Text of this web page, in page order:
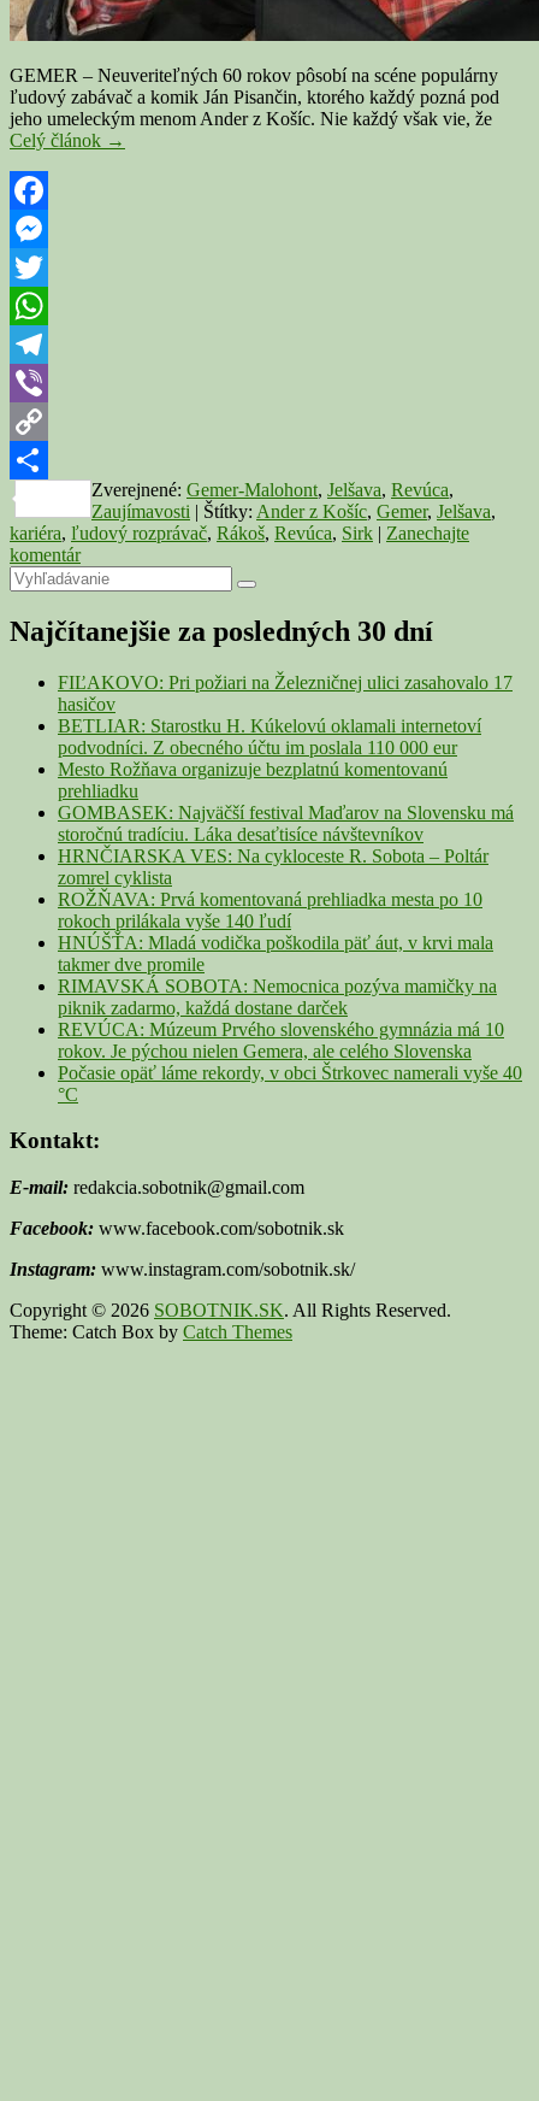
GEMER – Neuveriteľných 60 rokov pôsobí na scéne populárny
ľudový zabávač a komik Ján Pisančin, ktorého každý pozná pod
jeho umeleckým menom Ander z Košíc. Nie každý však vie, že
Celý článok Ander
→
Facebook
Messenger
Twitter
WhatsApp
Telegram
Viber
Copy
Link
Share
Zverejnené: Gemer-Malohont, Jelšava, Revúca,
Zaujímavosti | Štítky: Ander z Košíc, Gemer, Jelšava,
kariéra, ľudový rozprávač, Rákoš, Revúca, Sirk | Zanechajte
komentár
Primary
Sidebar
Widget
Area
Search
for:
Search
Najčítanejšie za posledných 30 dní
FIĽAKOVO: Pri požiari na Železničnej ulici zasahovalo 17
hasičov
BETLIAR: Starostku H. Kúkelovú oklamali internetoví
podvodníci. Z obecného účtu im poslala 110 000 eur
Mesto Rožňava organizuje bezplatnú komentovanú
prehliadku
GOMBASEK: Najväčší festival Maďarov na Slovensku má
storočnú tradíciu. Láka desaťtisíce návštevníkov
HRNČIARSKA VES: Na cykloceste R. Sobota – Poltár
zomrel cyklista
ROŽŇAVA: Prvá komentovaná prehliadka mesta po 10
rokoch prilákala vyše 140 ľudí
HNÚŠŤA: Mladá vodička poškodila päť áut, v krvi mala
takmer dve promile
RIMAVSKÁ SOBOTA: Nemocnica pozýva mamičky na
piknik zadarmo, každá dostane darček
REVÚCA: Múzeum Prvého slovenského gymnázia má 10
rokov. Je pýchou nielen Gemera, ale celého Slovenska
Počasie opäť láme rekordy, v obci Štrkovec namerali vyše 40
°C
Kontakt:
E-mail: redakcia.sobotnik@gmail.com
Facebook: www.facebook.com/sobotnik.sk
Instagram: www.instagram.com/sobotnik.sk/
Copyright © 2026 SOBOTNIK.SK. All Rights Reserved.
Theme: Catch Box by Catch Themes